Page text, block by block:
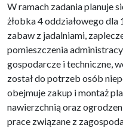
W ramach zadania planuje
żłobka 4 oddziałowego
zabaw z jadalniami,
pomieszczenia
gospodarcze i techniczne,
został do potrzeb osób
obejmuje zakup i montaż
nawierzchnią oraz
prace związane z